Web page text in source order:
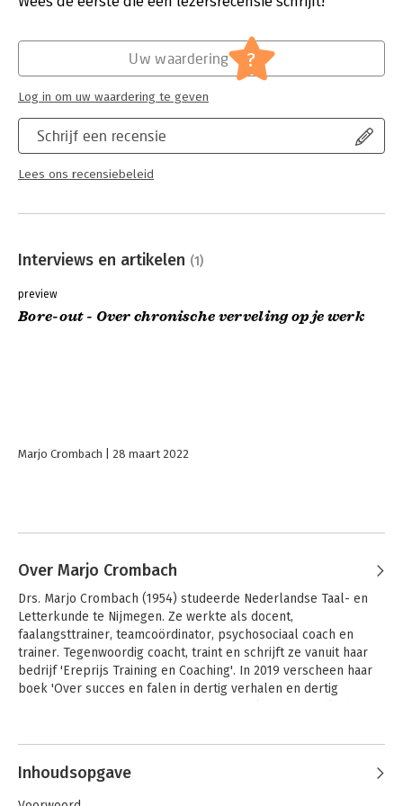
Personeelsmanagement
Schrijf een recensie
Lees ons recensiebeleid
Uw waardering ?
Log in om uw waardering te geven
Interviews en artikelen (1)
preview
Bore-out - Over chronische verveling op je werk
Marjo Crombach 28 maart 2022
Over Marjo Crombach
Drs. Marjo Crombach (1954) studeerde Nederlandse Taal- en
Letterkunde te Nijmegen. Ze werkte als docent,
faalangsttrainer, teamcoördinator, psychosociaal coach en
trainer. Tegenwoordig coacht, traint en schrijft ze vanuit haar
bedrijf 'Ereprijs Training en Coaching'. In 2019 verscheen haar
boek 'Over succes en falen in dertig verhalen en dertig
chronische verveling op je werk'.
Andere boeken door Marjo
Crombach
Inhoudsopgave